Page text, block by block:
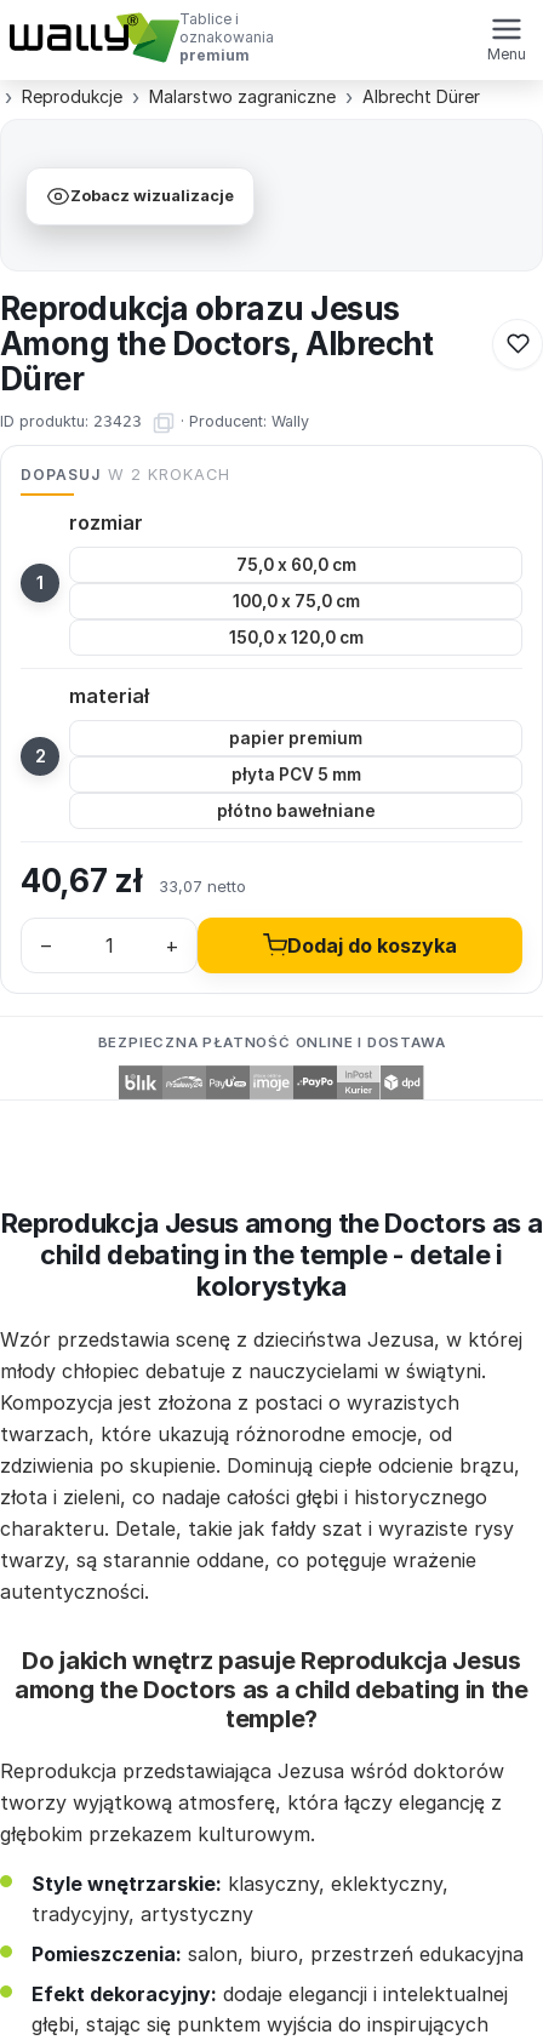
Tablice i
oznakowania
premium
Menu
Reprodukcje Malarstwo zagraniczne Albrecht Dürer
Zobacz wizualizacje
Reprodukcja obrazu Jesus
Among the Doctors, Albrecht
Dürer
ID produktu: 23423 · Producent: Wally
DOPASUJ W 2 KROKACH
rozmiar
75,0 x 60,0 cm
100,0 x 75,0 cm
150,0 x 120,0 cm
materiał
papier premium
płyta PCV 5 mm
płótno bawełniane
40,67 zł 33,07 netto
– + Dodaj do koszyka
BEZPIECZNA PŁATNOŚĆ ONLINE I DOSTAWA
Reprodukcja Jesus among the Doctors as a
child debating in the temple - detale i
kolorystyka
Wzór przedstawia scenę z dzieciństwa Jezusa, w której
młody chłopiec debatuje z nauczycielami w świątyni.
Kompozycja jest złożona z postaci o wyrazistych
twarzach, które ukazują różnorodne emocje, od
zdziwienia po skupienie. Dominują ciepłe odcienie brązu,
złota i zieleni, co nadaje całości głębi i historycznego
charakteru. Detale, takie jak fałdy szat i wyraziste rysy
twarzy, są starannie oddane, co potęguje wrażenie
autentyczności.
Do jakich wnętrz pasuje Reprodukcja Jesus
among the Doctors as a child debating in the
temple?
Reprodukcja przedstawiająca Jezusa wśród doktorów
tworzy wyjątkową atmosferę, która łączy elegancję z
głębokim przekazem kulturowym.
Style wnętrzarskie: klasyczny, eklektyczny,
tradycyjny, artystyczny
Pomieszczenia: salon, biuro, przestrzeń edukacyjna
Efekt dekoracyjny: dodaje elegancji i intelektualnej
głębi, stając się punktem wyjścia do inspirujących